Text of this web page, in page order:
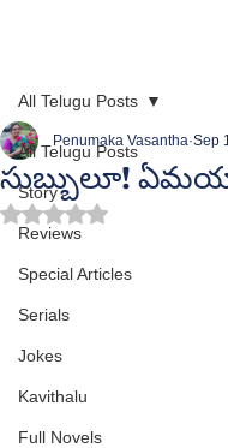
All Telugu Posts
Story
Reviews
Special Articles
Serials
Jokes
Kavithalu
Full Novels
All Telugu Posts
సుబ్బులూ!
Penumaka Vasantha Sep
Rated NaN out of 5